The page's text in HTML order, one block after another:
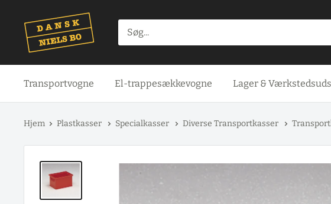
indhold
Transportvogne El-trappesækkevogne Lager &
Hjem Plastkasser Specialkasser Diverse Transportkasser